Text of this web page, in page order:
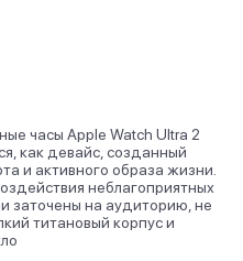
часы Apple Watch Ultra 2
как девайс, созданный
и активного образа жизни.
неблагоприятных
заточены на аудиторию, не
титановый корпус и